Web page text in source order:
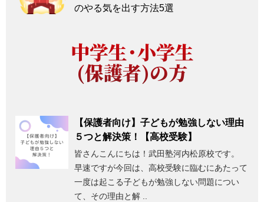
のやる気を出す方法5選
中学生・小学生
(保護者)の方
【保護者向け】子どもが勉強しない理由
５つと解決策！【高校受験】
皆さんこんにちは！武田塾河内松原校です。
早速ですが今回は、高校受験に臨むにあたって
一度は起こる子どもが勉強しない問題につい
て、その理由と解 ..